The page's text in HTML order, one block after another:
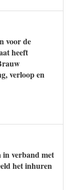
voor de
heeft
verloop en
in verband met
het inhuren